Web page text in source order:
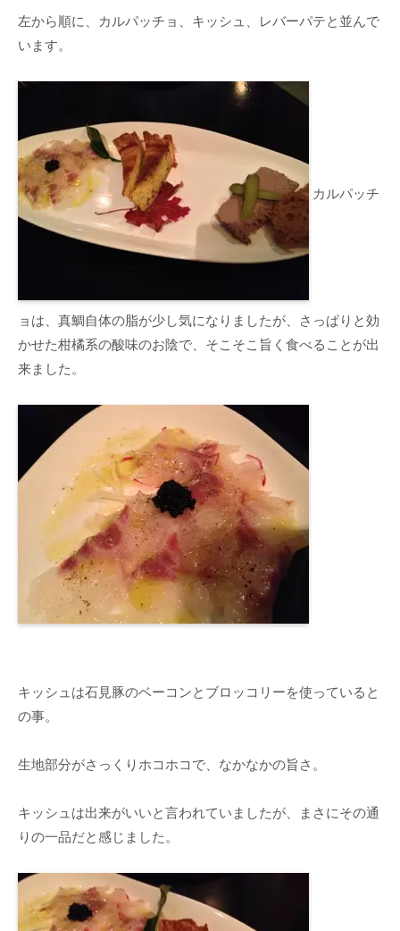
左から順に、カルパッチョ、キッシュ、レバーパテと並んで
います。
カルパッチ
ョは、真鯛自体の脂が少し気になりましたが、さっぱりと効
かせた柑橘系の酸味のお陰で、そこそこ旨く食べることが出
来ました。
キッシュは石見豚のベーコンとブロッコリーを使っていると
の事。
生地部分がさっくりホコホコで、なかなかの旨さ。
キッシュは出来がいいと言われていましたが、まさにその通
りの一品だと感じました。